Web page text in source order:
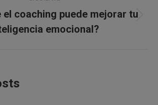
Publicación
siguiente:
el coaching puede mejorar tu
emocional?